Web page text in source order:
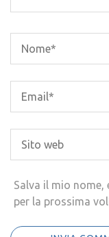
Salva il mio
per la prossima